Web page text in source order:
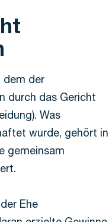
dem der
durch das Gericht
Was
wurde, gehört in
gemeinsam
Ehe